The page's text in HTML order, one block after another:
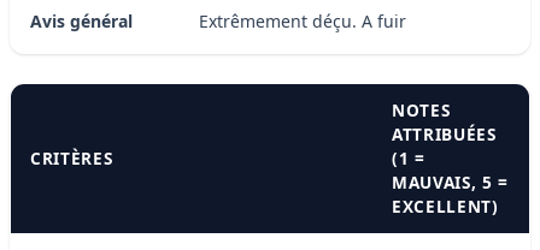
Avis général Extrêmement déçu. A fuir
CRITÈRES
NOTES
ATTRIBUÉES
(1 =
MAUVAIS, 5 =
EXCELLENT)